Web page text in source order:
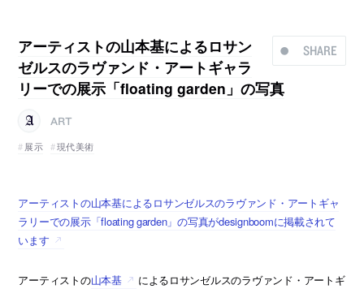
SHARE
アーティストの山本基によるロサン
ゼルスのラヴァンド・アートギャラ
リーでの展示「floating garden」の写真
ART
展示
現代美術
アーティストの山本基によるロサンゼルスのラヴァンド・アートギャ
ラリーでの展示「floating garden」の写真がdesignboomに掲載されて
います
アーティストの山本基
によるロサンゼルスのラヴァンド・アートギ